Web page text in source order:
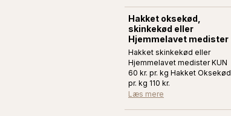
Hakket oksekød,
skinkekød eller
Hjemmelavet medister
Hakket skinkekød eller
Hjemmelavet medister KUN
60 kr. pr. kg Hakket Oksekød
pr. kg 110 kr.
Læs mere